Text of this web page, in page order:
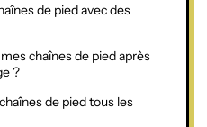
de pied avec des
chaînes de pied après
?
de pied tous les